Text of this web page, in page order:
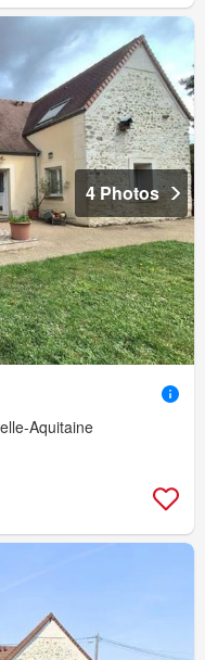
4 Photos
Aquitaine